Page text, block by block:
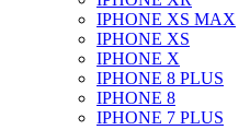
IPHONE XS MAX
IPHONE XS
IPHONE X
IPHONE 8 PLUS
IPHONE 8
IPHONE 7 PLUS